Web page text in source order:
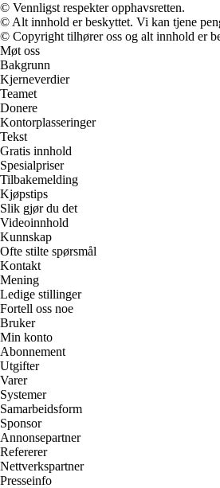
© Vennligst respekter opphavsretten.
© Alt innhold er beskyttet. Vi kan tjene
© Copyright tilhører oss og alt innhold er
Møt oss
Bakgrunn
Kjerneverdier
Teamet
Donere
Kontorplasseringer
Tekst
Gratis innhold
Spesialpriser
Tilbakemelding
Kjøpstips
Slik gjør du det
Videoinnhold
Kunnskap
Ofte stilte spørsmål
Kontakt
Mening
Ledige stillinger
Fortell oss noe
Bruker
Min konto
Abonnement
Utgifter
Varer
Systemer
Samarbeidsform
Sponsor
Annonsepartner
Refererer
Nettverkspartner
Presseinfo